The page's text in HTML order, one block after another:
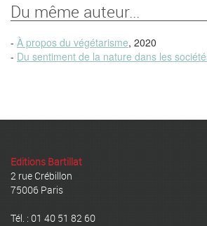
Du même auteur...
- À propos du végétarisme, 2020
- Du sentiment de la nature dans les
Editions Bartillat
2 rue Crébillon
75006 Paris
Tél. : 01 40 51 82 60